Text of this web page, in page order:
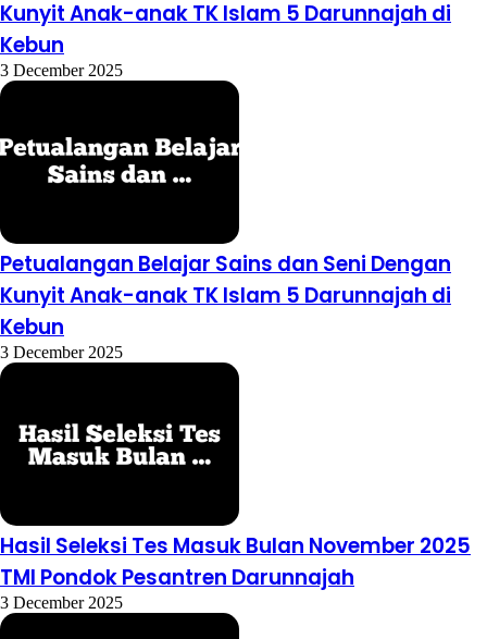
Kunyit Anak-anak TK Islam 5 Darunnajah di
Kebun
3 December 2025
Petualangan Belajar Sains dan Seni Dengan
Kunyit Anak-anak TK Islam 5 Darunnajah di
Kebun
3 December 2025
Hasil Seleksi Tes Masuk Bulan November 2025
TMI Pondok Pesantren Darunnajah
3 December 2025